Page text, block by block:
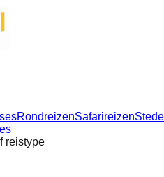
RondreizenSafarireizen
reistype